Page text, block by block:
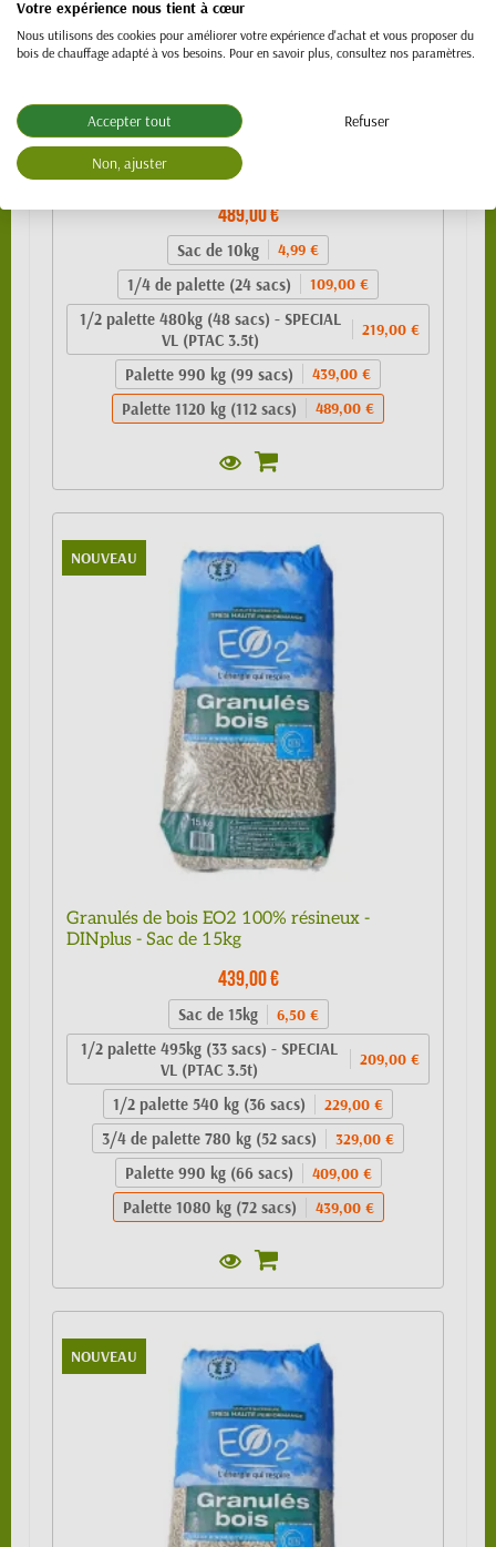
Granulés de bois 100% résineux- BIO PELLET
EnPlus A1 - SAC 10kg
489,00 €
Sac de 10kg 4,99 €
1/4 de palette (24 sacs) 109,00 €
1/2 palette 480kg (48 sacs) - SPECIAL
VL (PTAC 3.5t)
219,00 €
Palette 990 kg (99 sacs) 439,00 €
Palette 1120 kg (112 sacs) 489,00 €
NOUVEAU
Granulés de bois EO2 100% résineux -
DINplus - Sac de 15kg
439,00 €
Sac de 15kg 6,50 €
1/2 palette 495kg (33 sacs) - SPECIAL
VL (PTAC 3.5t)
209,00 €
1/2 palette 540 kg (36 sacs) 229,00 €
3/4 de palette 780 kg (52 sacs) 329,00 €
Palette 990 kg (66 sacs) 409,00 €
Palette 1080 kg (72 sacs) 439,00 €
NOUVEAU
Votre expérience nous tient à cœur
Nous utilisons des cookies pour améliorer votre expérience d'achat et vous proposer du
bois de chauffage adapté à vos besoins. Pour en savoir plus, consultez nos paramètres.
Accepter tout Refuser
Non, ajuster